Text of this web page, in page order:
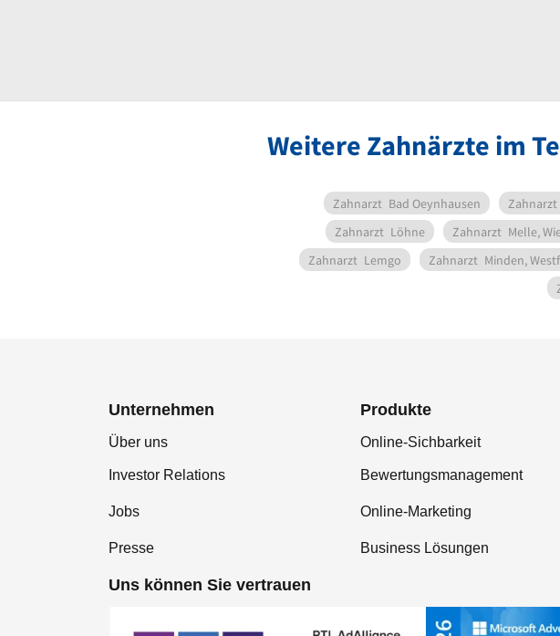
Weitere Zahnärzte im
Zahnarzt Bad Oeynhausen Zahnarzt
Zahnarzt Löhne Zahnarzt Melle,
Zahnarzt Lemgo Zahnarzt Minden,
Unternehmen
Über uns
Investor Relations
Jobs
Presse
Produkte
Online-Sichbarkeit
Bewertungsmanagement
Online-Marketing
Business Lösungen
Uns können Sie vertrauen